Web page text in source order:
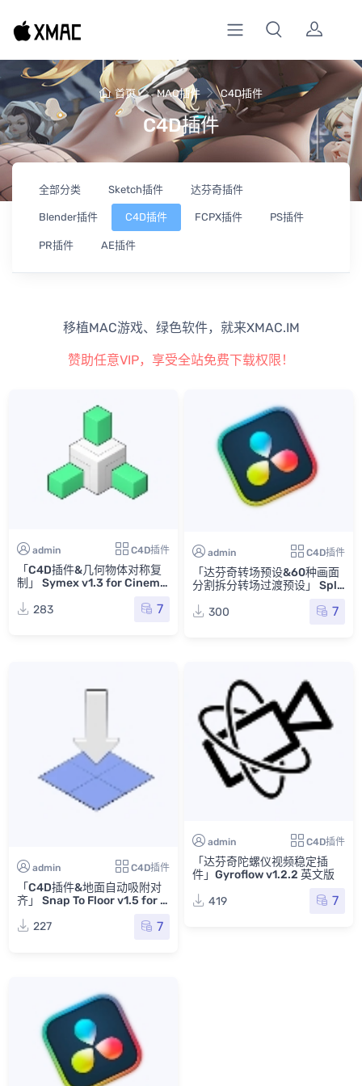
首页 MAC插件 C4D插件
C4D插件
全部分类 Sketch插件 达芬奇插件
Blender插件 C4D插件 FCPX插件 PS插件
PR插件 AE插件
移植MAC游戏、绿色软件，就来XMAC.IM
赞助任意VIP，享受全站免费下载权限！
admin C4D插件
「C4D插件&几何物体对称复
制」 Symex v1.3 for Cinema
283
7
admin C4D插件
「达芬奇转场预设&60种画面
分割拆分转场过渡预设」 Split
300
7
admin C4D插件
「C4D插件&地面自动吸附对
齐」 Snap To Floor v1.5 for C
227
7
admin C4D插件
「达芬奇陀螺仪视频稳定插
件」Gyroflow v1.2.2 英文版
419
7